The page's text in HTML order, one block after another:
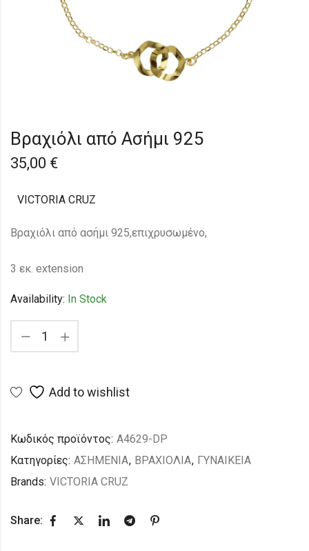
Βραχιόλι από Ασήμι 925
35,00 €
VICTORIA CRUZ
Βραχιόλι από ασήμι 925,επιχρυσωμένο,
3 εκ. extension
Availability: In Stock
Add to wishlist
Κωδικός προϊόντος: A4629-DP
Κατηγορίες: ΑΣΗΜΕΝΙΑ, ΒΡΑΧΙΟΛΙΑ, ΓΥΝΑΙΚΕΙΑ
Brands: VICTORIA CRUZ
Share: